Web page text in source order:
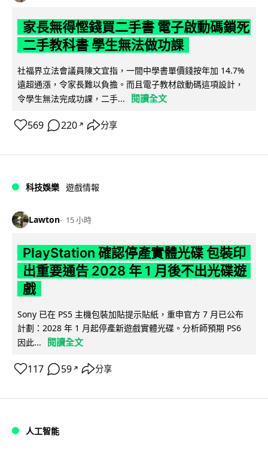
家長無得慳錢買二手書 電子啟動碼鎖死
二手教科書 學生無法做功課
社福界立法會議員陳文宜指，一間中學書單價錢按年加 14.7%
遠超通漲，令家長難以負擔。而且電子教材啟動碼這項設計，
令學生無法完成功課，二手...
閱讀全文
569 220 ↗ 分享
科技娛樂 遊戲情報
Lawton 15 小時
PlayStation 確認停產實體光碟 包裝印
出重要通告 2028 年 1 月後不出光碟遊
戲
Sony 已在 PS5 主機包裝加貼提示貼紙，重申官方 7 月已公布
計劃：2028 年 1 月起停產新遊戲實體光碟。分析師預期 PS6
因此...
閱讀全文
117 59 ↗ 分享
人工智能